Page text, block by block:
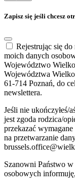
Zapisz się jeśli chcesz
Rejestrując się
moich danych
Województwo
Województwa
61-714 Poznań, do
newslettera.
Jeśli nie ukończyłeś/
jest zgoda rodzica/
przekazać
na przetwarzanie
Szanowni Państwo
osobowych